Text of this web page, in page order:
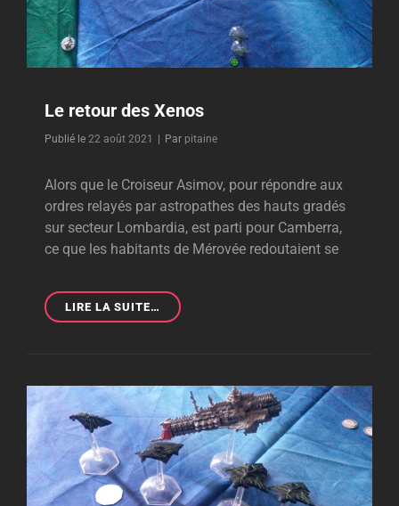
Le retour des Xenos
Publié le 22 août 2021 Par Byline
pitaine
Alors que le Croiseur Asimov, pour répondre aux
ordres relayés par astropathes des hauts gradés
sur secteur Lombardia, est parti pour Camberra,
ce que les habitants de Mérovée redoutaient se
LIRE LA SUITE…
RETOUR